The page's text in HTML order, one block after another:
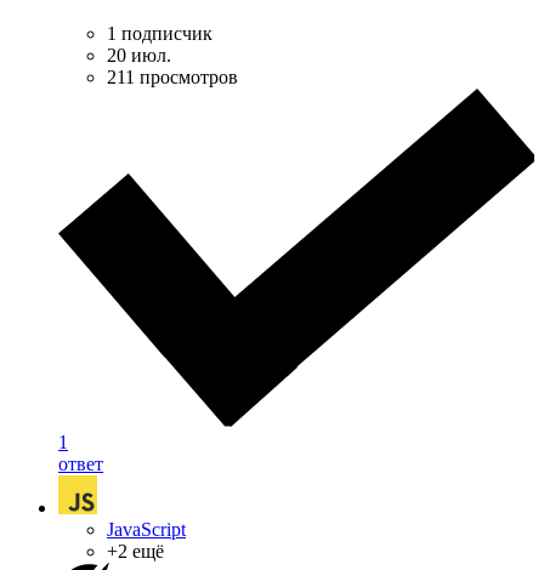
1 подписчик
20 июл.
211 просмотров
1
ответ
JavaScript
+2 ещё